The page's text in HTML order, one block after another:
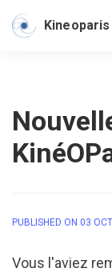
Kineoparis
PUBLISHED ON 03
Vous l'aviez